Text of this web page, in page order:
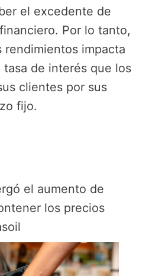
el excedente de
Por lo tanto,
impacta
de interés que los
clientes por sus
fijo.
el aumento de
los precios